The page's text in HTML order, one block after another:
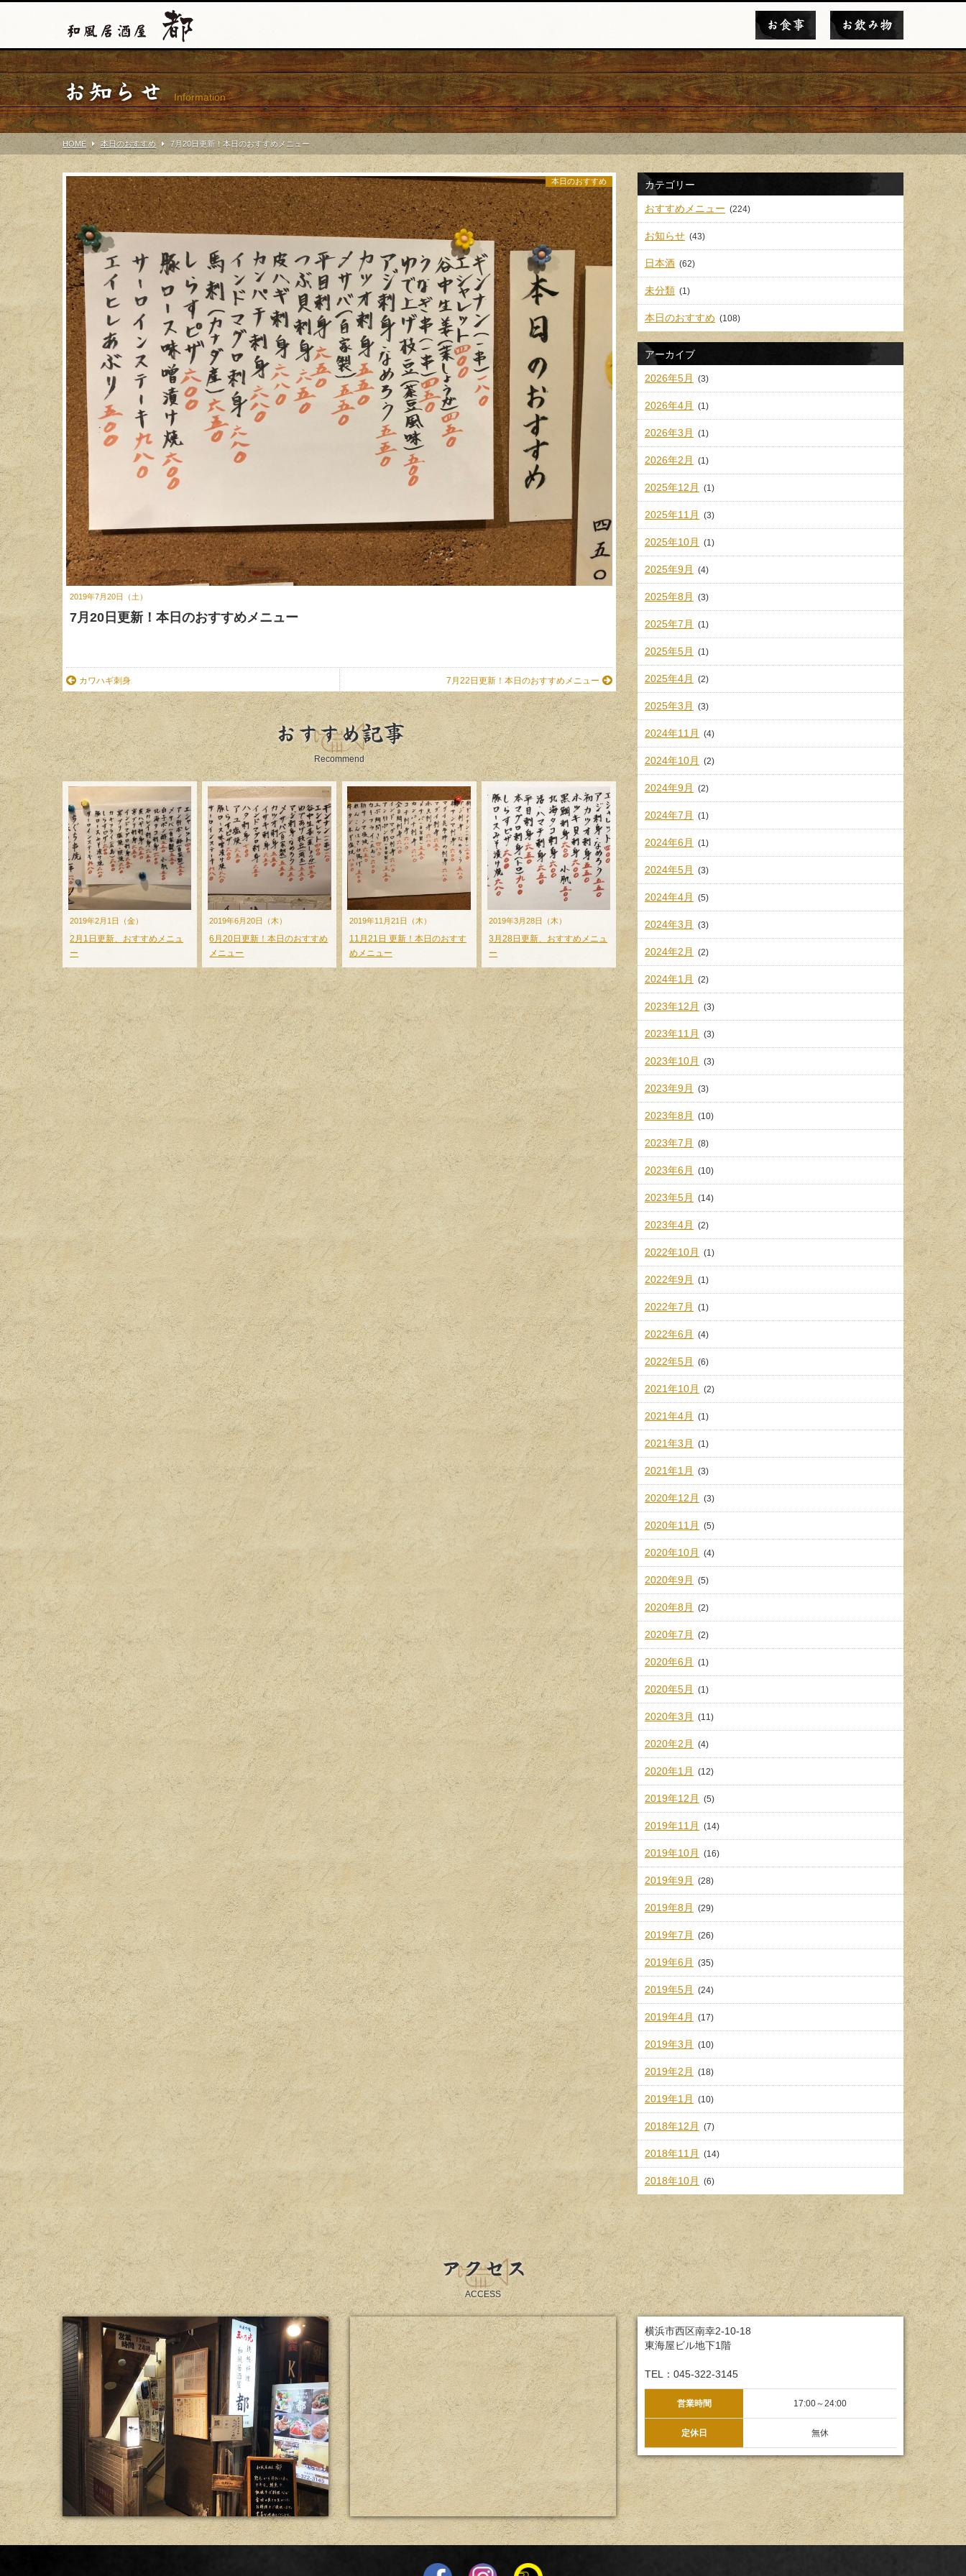
お食事 お飲み物
お知らせ Information
HOME 本日のおすすめ 7月20日更新！本日のおすすめメニュー
2019年7月20日（土）
本日のおすすめ
7月20日更新！本日のおすすめメニュー
カワハギ刺身 7月22日更新！本日のおすすめメニュー
おすすめ記事
Recommend
2019年2月1日（金）
2月1日更新、おすすめメニュ
ー
2019年6月20日（木）
6月20日更新！本日のおすすめ
メニュー
2019年11月21日（木）
11月21日 更新！本日のおすす
めメニュー
2019年3月28日（木）
3月28日更新、おすすめメニュ
ー
カテゴリー
おすすめメニュー (224)
お知らせ (43)
日本酒 (62)
未分類 (1)
本日のおすすめ (108)
アーカイブ
2026年5月 (3)
2026年4月 (1)
2026年3月 (1)
2026年2月 (1)
2025年12月 (1)
2025年11月 (3)
2025年10月 (1)
2025年9月 (4)
2025年8月 (3)
2025年7月 (1)
2025年5月 (1)
2025年4月 (2)
2025年3月 (3)
2024年11月 (4)
2024年10月 (2)
2024年9月 (2)
2024年7月 (1)
2024年6月 (1)
2024年5月 (3)
2024年4月 (5)
2024年3月 (3)
2024年2月 (2)
2024年1月 (2)
2023年12月 (3)
2023年11月 (3)
2023年10月 (3)
2023年9月 (3)
2023年8月 (10)
2023年7月 (8)
2023年6月 (10)
2023年5月 (14)
2023年4月 (2)
2022年10月 (1)
2022年9月 (1)
2022年7月 (1)
2022年6月 (4)
2022年5月 (6)
2021年10月 (2)
2021年4月 (1)
2021年3月 (1)
2021年1月 (3)
2020年12月 (3)
2020年11月 (5)
2020年10月 (4)
2020年9月 (5)
2020年8月 (2)
2020年7月 (2)
2020年6月 (1)
2020年5月 (1)
2020年3月 (11)
2020年2月 (4)
2020年1月 (12)
2019年12月 (5)
2019年11月 (14)
2019年10月 (16)
2019年9月 (28)
2019年8月 (29)
2019年7月 (26)
2019年6月 (35)
2019年5月 (24)
2019年4月 (17)
2019年3月 (10)
2019年2月 (18)
2019年1月 (10)
2018年12月 (7)
2018年11月 (14)
2018年10月 (6)
アクセス
ACCESS
横浜市西区南幸2-10-18
東海屋ビル地下1階
TEL：045-322-3145
営業時間 17:00～24:00
定休日 無休